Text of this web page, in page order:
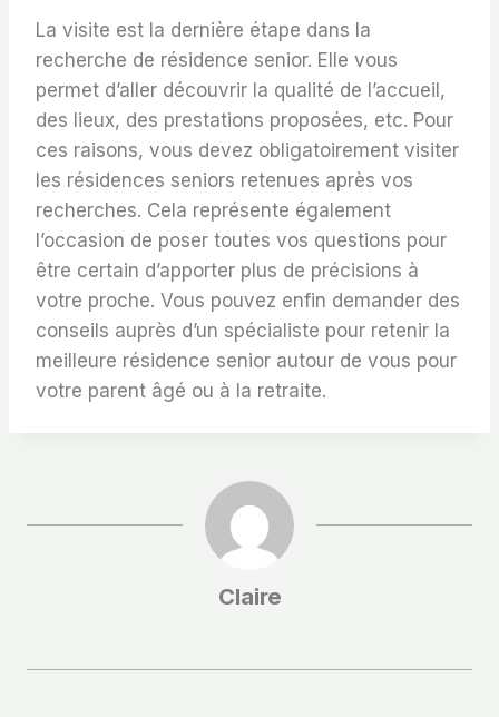
La visite est la dernière étape dans la
recherche de résidence senior. Elle vous
permet d’aller découvrir la qualité de l’accueil,
des lieux, des prestations proposées, etc. Pour
ces raisons, vous devez obligatoirement visiter
les résidences seniors retenues après vos
recherches. Cela représente également
l’occasion de poser toutes vos questions pour
être certain d’apporter plus de précisions à
votre proche. Vous pouvez enfin demander des
conseils auprès d’un spécialiste pour retenir la
meilleure résidence senior autour de vous pour
votre parent âgé ou à la retraite.
Claire